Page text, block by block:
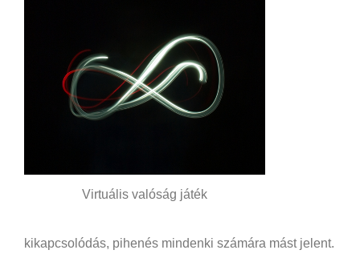
Virtuális valóság játék
kikapcsolódás, pihenés mindenki számára mást jelent.